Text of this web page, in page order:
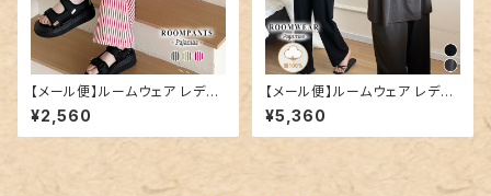
【メール便】ルームウェア レディ
ース パンツ ロング丈 ストライプ
／roomwear290
¥2,560
【メール便】ルームウェア レディ
ース 上下セット セットアップ パ
ジャマ／roomwear293
¥5,360